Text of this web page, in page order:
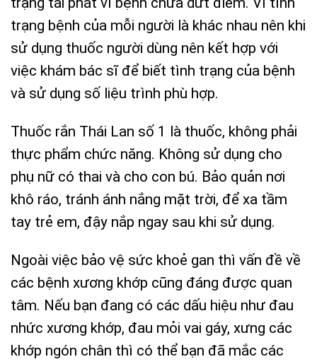
trạng bệnh của mỗi người là khác nhau nên khi
sử dụng thuốc người dùng nên kết hợp với
việc khám bác sĩ để biết tình trạng của bệnh
và sử dụng số liệu trình phù hợp.
Thuốc rắn Thái Lan số 1 là thuốc, không phải
thực phẩm chức năng. Không sử dụng cho
phụ nữ có thai và cho con bú. Bảo quản nơi
khô ráo, tránh ánh nắng mặt trời, để xa tầm
tay trẻ em, đậy nắp ngay sau khi sử dụng.
Ngoài việc bảo vệ sức khoẻ gan thì vấn đề về
các bệnh xương khớp cũng đáng được quan
tâm. Nếu bạn đang có các dấu hiệu như đau
nhức xương khớp, đau mỏi vai gáy, xưng các
khớp ngón chân thì có thể bạn đã mắc các